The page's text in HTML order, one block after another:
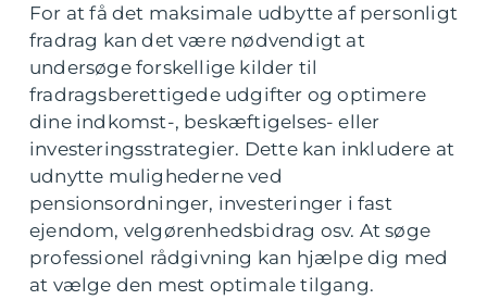
For at få det maksimale udbytte af personligt
fradrag kan det være nødvendigt at
undersøge forskellige kilder til
fradragsberettigede udgifter og optimere
dine indkomst-, beskæftigelses- eller
investeringsstrategier. Dette kan inkludere at
udnytte mulighederne ved
pensionsordninger, investeringer i fast
ejendom, velgørenhedsbidrag osv. At søge
professionel rådgivning kan hjælpe dig med
at vælge den mest optimale tilgang.